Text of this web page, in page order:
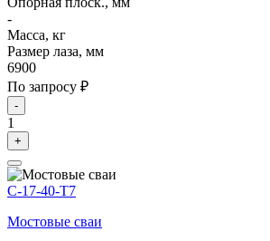
-
Масса, кг
Размер лаза, мм
6900
По запросу ₽
-
1
+
С-17-40-Т7
Мостовые сваи